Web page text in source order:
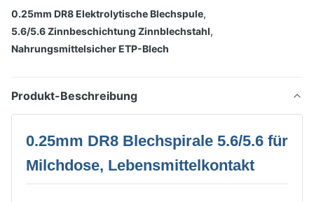
0.25mm DR8 Elektrolytische Blechspule,
5.6/5.6 Zinnbeschichtung Zinnblechstahl,
Nahrungsmittelsicher ETP-Blech
Produkt-Beschreibung
0.25mm DR8 Blechspirale 5.6/5.6 für
Milchdose, Lebensmittelkontakt